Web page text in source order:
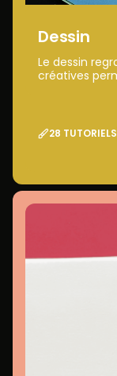
Dessin
Le dessin
créatives
28 TUTORIELS